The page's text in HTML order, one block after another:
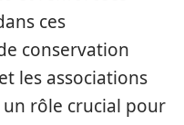
ces
conservation
les associations
rôle crucial pour